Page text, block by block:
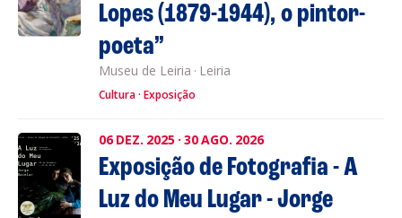
Lopes (1879-1944), o pintor-
poeta”
Museu de Leiria · Leiria
Cultura Exposição
06 DEZ. 2025 · 30AGO. 2026
Exposição de Fotografia - A
Luz do Meu Lugar - Jorge